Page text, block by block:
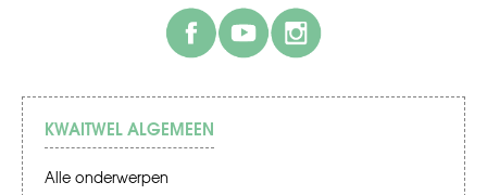
facebook
KWAITWEL ALGEMEEN
Alle onderwerpen